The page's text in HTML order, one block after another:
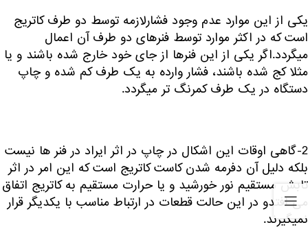
یکی از این موارد عدم وجود فشارلازمه توسط دو طرف کاتریج
است که در اکثر موارد توسط فنرهای دو طرف آن اعمال
میگردد.اگر یکی از این فنر‌ها از جای خود خارج شده باشند و یا
مثلا کج شده باشند، فشار وارده به یک طرف کم شده و چاپ
دستگاه در یک طرف کمرنگ تر میگردد.
2-گاهی اوقات این اشکال در چاپ در اثر ایراد در فنر ها نیست
بلکه دلیل آن دفرمه شدن کاست کاتریج است که این امر در اثر
تابش مستقیم نور خورشید و یا حرارت مستقیم به کاتریج اتفاق
می افتدو در این حالت قطعات در ارتباط مناسب با یکدیگر قرار
نمیگیرند.